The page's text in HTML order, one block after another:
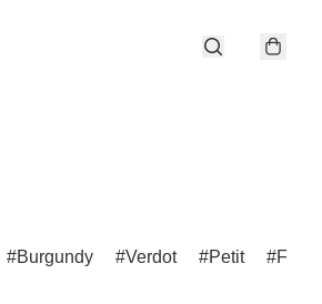
Burgundy Verdot Petit Franc